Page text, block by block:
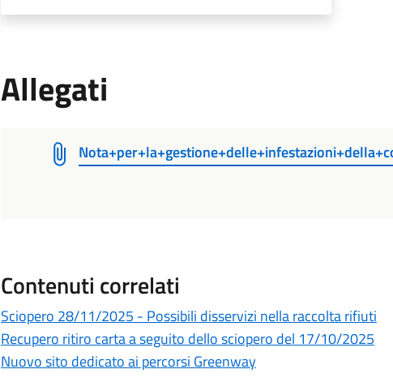
Allegati
Contenuti correlati
Sciopero 28/11/2025 - Possibili disservizi nella raccolta rifiuti
Recupero ritiro carta a seguito dello sciopero del 17/10/2025
Nuovo sito dedicato ai percorsi Greenway